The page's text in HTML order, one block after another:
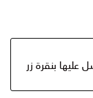
بنقرة زر